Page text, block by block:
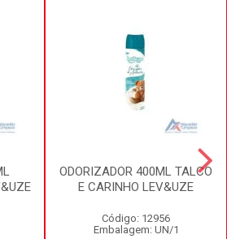
ODORIZADOR 400ML TALCO
E CARINHO LEV&UZE
Código: 12956
Embalagem: UN/1